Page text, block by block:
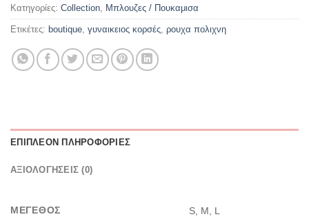
Κατηγορίες: Collection Μπλουζες / Πουκαμισα
Ετικέτες: boutique γυναικειος κορσές ρουχα πολιχνη
ΕΠΙΠΛΈΟΝ ΠΛΗΡΟΦΟΡΊΕΣ
ΑΞΙΟΛΟΓΉΣΕΙΣ (0)
ΜΈΓΕΘΟΣ S, M, L